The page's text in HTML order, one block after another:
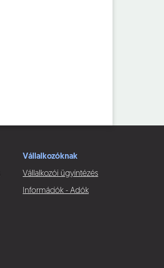
Vállalkozóknak
Vállalkozói ügyintézés
Információk - Adók